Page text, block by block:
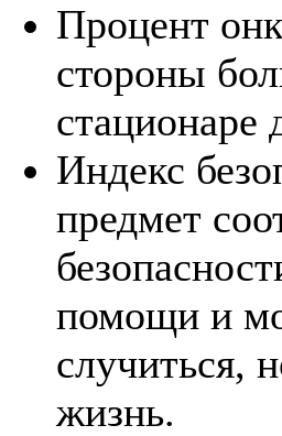
Процент
стороны
стационаре
Индекс
предмет
помощи и
случиться,
жизнь.